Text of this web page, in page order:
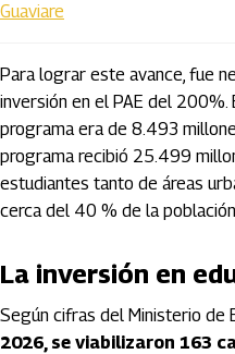
Guaviare
Para lograr este avance, fue
inversión en el PAE del
programa era de 8.493
programa recibió 25.499
estudiantes tanto de áreas
cerca del 40 % de la
La inversión en
Según cifras del Ministerio de
2026, se viabilizaron 163